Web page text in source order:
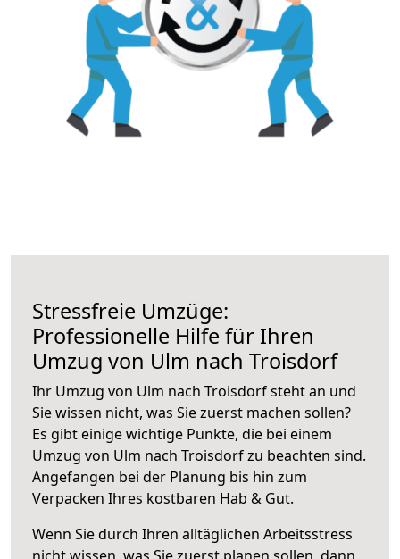
Stressfreie Umzüge:
Professionelle Hilfe für Ihren
Umzug von Ulm nach Troisdorf
Ihr Umzug von Ulm nach Troisdorf steht an und
Sie wissen nicht, was Sie zuerst machen sollen?
Es gibt einige wichtige Punkte, die bei einem
Umzug von Ulm nach Troisdorf zu beachten sind.
Angefangen bei der Planung bis hin zum
Verpacken Ihres kostbaren Hab & Gut.
Wenn Sie durch Ihren alltäglichen Arbeitsstress